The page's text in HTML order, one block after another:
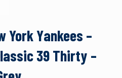
York Yankees –
39 Thirty –